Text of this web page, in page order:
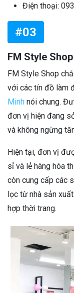
Điện thoại:
#03
FM Style Shop
FM Style Shop
với các tín đồ làm
Minh nói chung.
đơn vị hiện đang
và không ngừng
Hiện tại, đơn vị
sỉ và lẻ hàng hóa
còn cung cấp các
lọc từ nhà sản
hợp thời trang.